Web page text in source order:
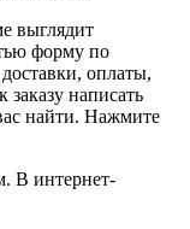
выглядит
форму по
оплаты,
написать
найти. Нажмите
В интернет-